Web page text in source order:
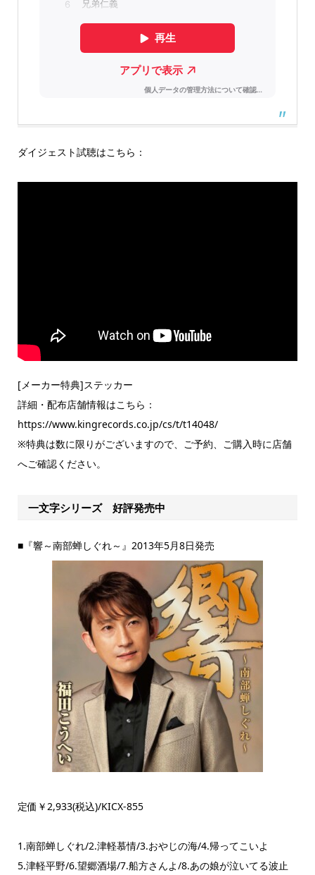
ダイジェスト試聴はこちら：
[メーカー特典]ステッカー
詳細・配布店舗情報はこちら：
https://www.kingrecords.co.jp/cs/t/t14048/
※特典は数に限りがございますので、ご予約、ご購入時に店舗
へご確認ください。
一文字シリーズ 好評発売中
■『響～南部蝉しぐれ～』2013年5月8日発売
定価￥2,933(税込)/KICX-855
1.南部蝉しぐれ/2.津軽慕情/3.おやじの海/4.帰ってこいよ
5.津軽平野/6.望郷酒場/7.船方さんよ/8.あの娘が泣いてる波止